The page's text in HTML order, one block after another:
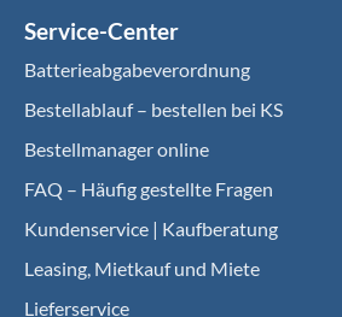
Service-Center
Batterieabgabeverordnung
Bestellablauf – bestellen bei KS
Bestellmanager online
FAQ – Häufig gestellte Fragen
Kundenservice | Kaufberatung
Leasing, Mietkauf und Miete
Lieferservice